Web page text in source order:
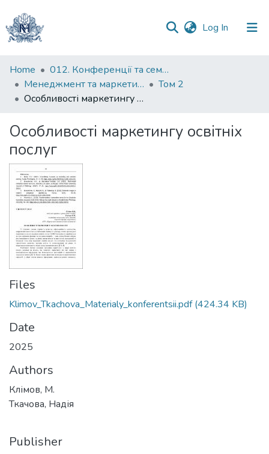
Log In (current)
Communities
&
Collections
Statistics
Home
012. Конференції та семінари НаУКМА
Менеджмент та маркетинг як фактори розвитку бізнесу : матеріали III Міжнародної науково-практичної конференції 23-24 квітня 2025 р.
Том 2
Особливості маркетингу освітніх послуг
Особливості маркетингу освітніх
послуг
Files
Klimov_Tkachova_Materialy_konferentsii.pdf(424.34 KB)
Date
2025
Authors
Клімов, М.
Ткачова, Надія
Publisher